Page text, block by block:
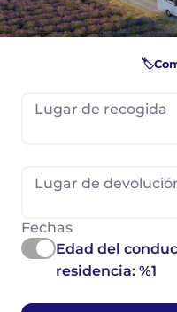
Lugar de recogida
Lugar de
Fechas
Edad del
residencia: %1